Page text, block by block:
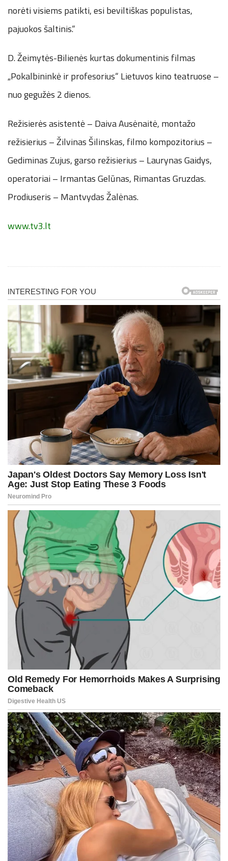
norėti visiems patikti, esi beviltiškas populistas,
pajuokos šaltinis.“
D. Žeimytės-Bilienės kurtas dokumentinis filmas
„Pokalbininkė ir profesorius“ Lietuvos kino teatruose –
nuo gegužės 2 dienos.
Režisierės asistentė – Daiva Ausėnaitė, montažo
režisierius – Žilvinas Šilinskas, filmo kompozitorius –
Gediminas Zujus, garso režisierius – Laurynas Gaidys,
operatoriai – Irmantas Gelūnas, Rimantas Gruzdas.
Prodiuseris – Mantvydas Žalėnas.
www.tv3.lt